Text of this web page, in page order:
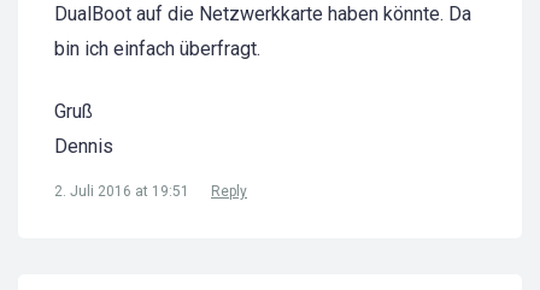
DualBoot auf die Netzwerkkarte haben könnte. Da
bin ich einfach überfragt.
Gruß
Dennis
2. Juli 2016 at 19:51 Reply